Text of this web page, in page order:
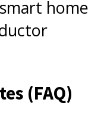
home
(FAQ)